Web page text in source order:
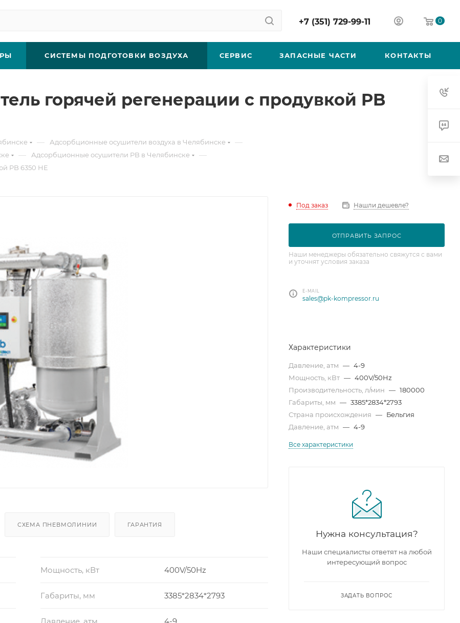
+7 (351) 729-99-11 0
СИСТЕМЫ ПОДГОТОВКИ ВОЗДУХА СЕРВИС ЗАПАСНЫЕ ЧАСТИ КОНТАКТЫ
горячей регенерации с продувкой PB
— Адсорбционные осушители воздуха в Челябинске —
— Адсорбционные осушители PB в Челябинске —
PB 6350 HE
СХЕМА ПНЕВМОЛИНИИ ГАРАНТИЯ
Мощность, кВт 400V/50Hz
Габариты, мм 3385*2834*2793
Под заказ Нашли дешевле?
ОТПРАВИТЬ ЗАПРОС
Наши менеджеры обязательно свяжутся с вами
и уточнят условия заказа
E-MAIL
sales@pk-kompressor.ru
Характеристики
Давление, атм — 4-9
Мощность, кВт — 400V/50Hz
Производительность, л/мин — 180000
Габариты, мм — 3385*2834*2793
Страна происхождения — Бельгия
Давление, атм — 4-9
Все характеристики
Нужна консультация?
Наши специалисты ответят на любой
интересующий вопрос
ЗАДАТЬ ВОПРОС